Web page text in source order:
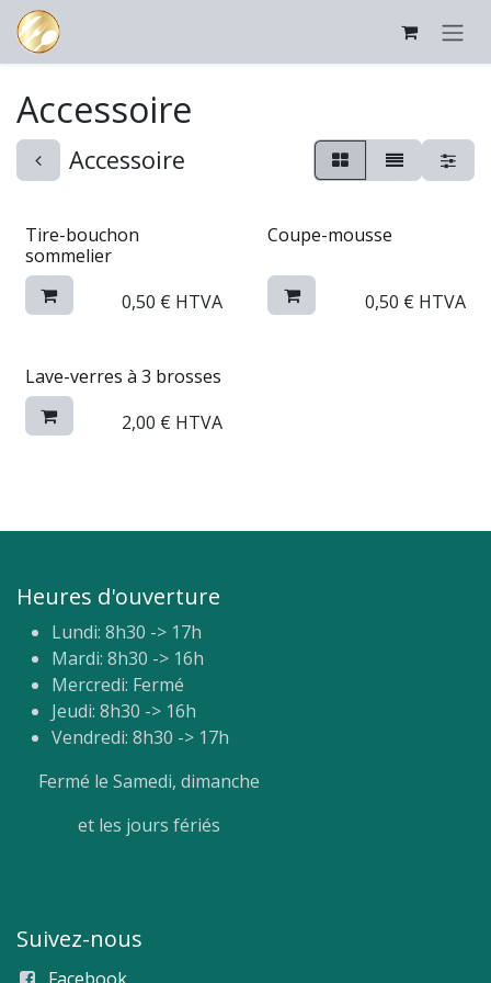
Se rendre au contenu
Accessoire
Accessoire
Tire-bouchon
sommelier
0,50 € HTVA
Coupe-mousse
0,50 € HTVA
Lave-verres à 3 brosses
2,00 € HTVA
Heures d'ouverture
Lundi: 8h30 -> 17h
Mardi: 8h30 -> 16h
Mercredi: Fermé
Jeudi: 8h30 -> 16h
Vendredi: 8h30 -> 17h
Fermé le Samedi, dimanche
et les jours fériés
Suivez-nous